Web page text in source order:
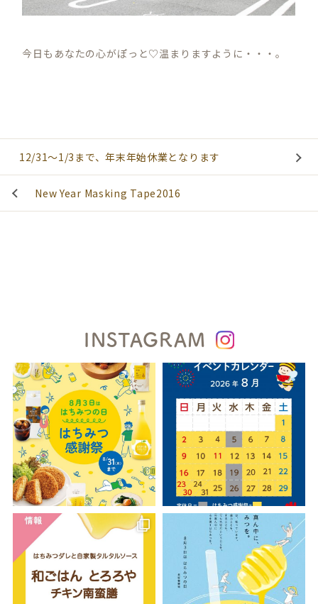
今日もあなたの心がぽっと♡温まりますように・・・。
12/31～1/3まで、年末年始休業となります
New Year Masking Tape2016
INSTAGRAM